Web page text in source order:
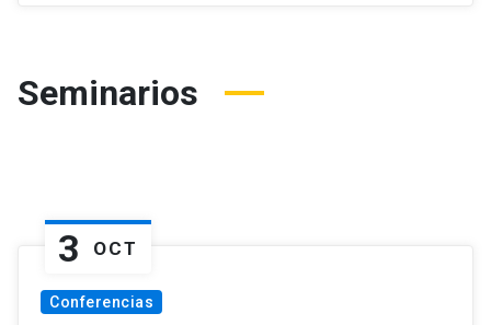
Seminarios
3 OCT
Conferencias